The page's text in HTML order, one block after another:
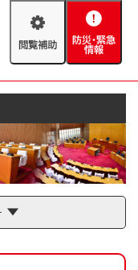
閲
助
防
緊
情
報
設置箇所